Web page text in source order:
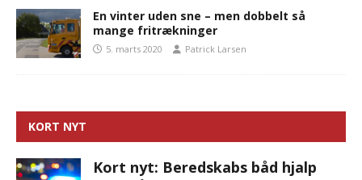
En vinter uden sne – men dobbelt så
mange fritrækninger
5. marts 2020 Patrick Larsen
KORT NYT
Kort nyt: Beredskabs båd hjalp